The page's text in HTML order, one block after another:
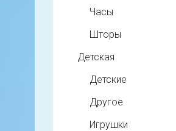
Часы
Шторы
Детская
Детские
Другое
Игрушки